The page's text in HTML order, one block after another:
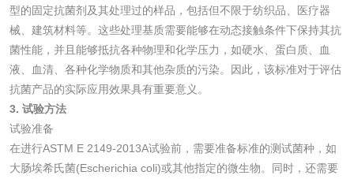
型的固定抗菌剂及其处理过的样品，包括但不限于纺织品、医疗器
械、建筑材料等。这些处理基质需要能够在动态接触条件下保持其抗
菌性能，并且能够抵抗各种物理和化学压力，如硬水、蛋白质、血
液、血清、各种化学物质和其他杂质的污染。因此，该标准对于评估
抗菌产品的实际应用效果具有重要意义。
3. 试验方法
试验准备
在进行ASTM E 2149-2013A试验前，需要准备标准的测试菌种，如
大肠埃希氏菌(Escherichia coli)或其他指定的微生物。同时，还需要
清洗剂检测 日化产品毒理检测
洗手液检测
水处理剂